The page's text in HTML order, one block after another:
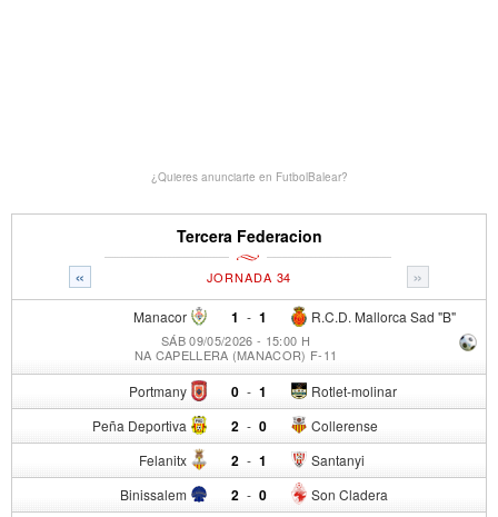
¿Quieres anunciarte en FutbolBalear?
Tercera Federacion
« »
JORNADA 34
Manacor 1 - R.C.D. Mallorca Sad "B"
1
SÁB 09/05/2026 - 15:00 H
NA CAPELLERA (MANACOR) F-11
Portmany 0 - Rotlet-molinar
1
Peña Deportiva 2 - Collerense
0
Felanitx 2 - Santanyi
1
Binissalem 2 - Son Cladera
0